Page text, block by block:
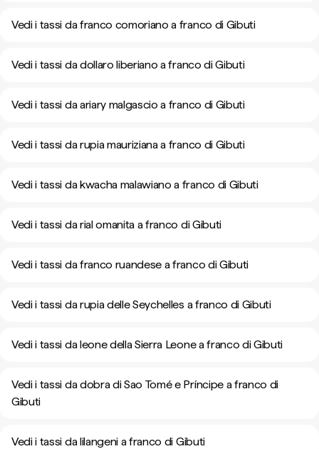
Vedi i tassi da franco comoriano a franco di Gibuti
Vedi i tassi da dollaro liberiano a franco di Gibuti
Vedi i tassi da ariary malgascio a franco di Gibuti
Vedi i tassi da rupia mauriziana a franco di Gibuti
Vedi i tassi da kwacha malawiano a franco di Gibuti
Vedi i tassi da rial omanita a franco di Gibuti
Vedi i tassi da franco ruandese a franco di Gibuti
Vedi i tassi da rupia delle Seychelles a franco di Gibuti
Vedi i tassi da leone della Sierra Leone a franco di Gibuti
Vedi i tassi da dobra di Sao Tomé e Príncipe a franco di
Gibuti
Vedi i tassi da lilangeni a franco di Gibuti